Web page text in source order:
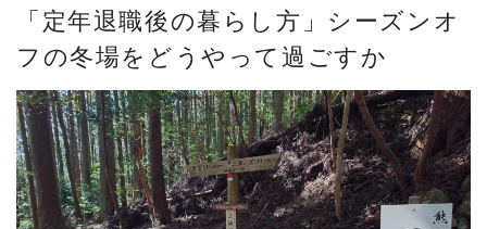
「定年退職後の暮らし方」シーズンオ
フの冬場をどうやって過ごすか